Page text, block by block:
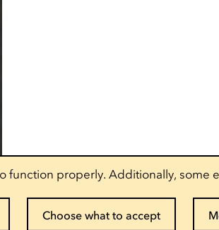
function properly. Additionally, some
Choose what to accept